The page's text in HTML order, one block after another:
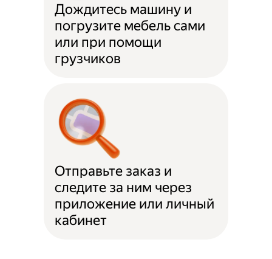
Дождитесь машину и
погрузите мебель сами
или при помощи
грузчиков
Отправьте заказ и
следите за ним через
приложение или личный
кабинет